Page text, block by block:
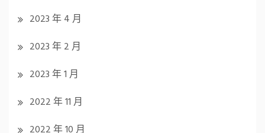
2023 年 4 月
2023 年 2 月
2023 年 1 月
2022 年 11 月
2022 年 10 月